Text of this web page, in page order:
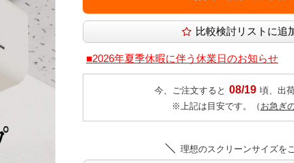
■2026年夏季休暇に伴う休業日のお知らせ
今、ご注文すると 08/19 頃、出
※上記は目安です。（ お急ぎ
理想のスクリーンサイズを